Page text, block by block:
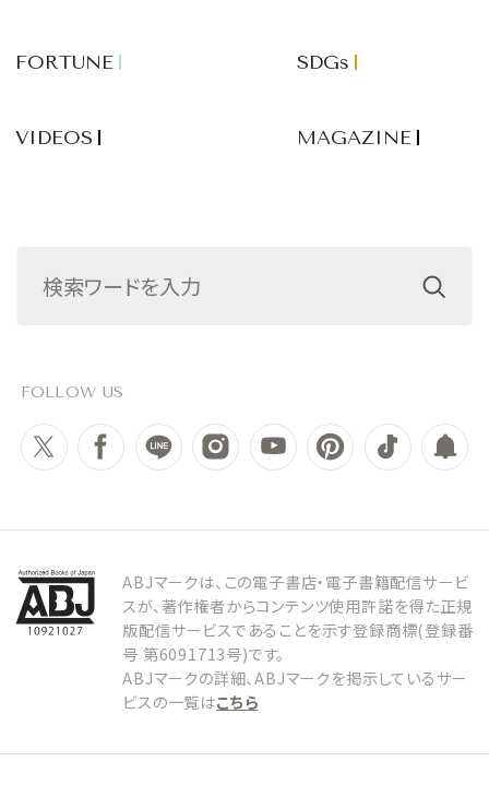
FORTUNE SDGs
VIDEOS MAGAZINE
FOLLOW US
ABJマークは、この電子書店・電子書籍配信サービ
スが、著作権者からコンテンツ使用許諾を得た正規
版配信サービスであることを示す登録商標(登録番
号 第6091713号)です。
ABJマークの詳細、ABJマークを掲示しているサー
ビスの一覧はこちら